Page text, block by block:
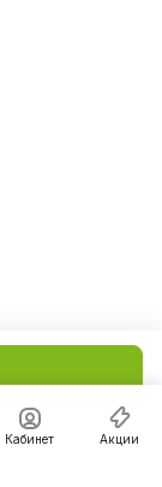
Кабинет Акции